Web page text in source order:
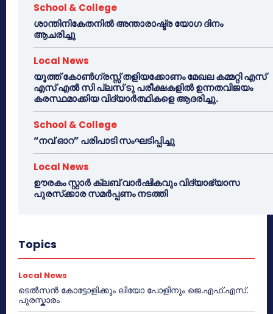
School & College
ശാന്തിനികേതനിൽ അന്താരാഷ്ട്ര യോഗ ദിനം
ആചരിച്ചു
Local News
യൂത്ത് കോൺഗ്രസ്സ് തളിയക്കോണം മേഖല കമ്മറ്റി എസ്
എസ് എൽ സി പ്ലസ് ടു പരീക്ഷകളിൽ ഉന്നതവിജയം
കരസ്ഥമാക്കിയ വിദ്യാർത്ഥികളെ ആദരിച്ചു.
School & College
“നവ് ഓറ” പരിപാടി സംഘടിപ്പിച്ചു
Local News
ഊരകം സ്റ്റാർ ക്ലബ് വാർഷികവും വിദ്യാഭ്യാസ
പുരസ്‌ക്കാര സമർപ്പണം നടത്തി
Topics
Local News
ടെൽസൻ കോട്ടോളിക്കും ലിയോ പോളിനും ജെ.എഫ്.എസ്.
പുരസ്കാരം